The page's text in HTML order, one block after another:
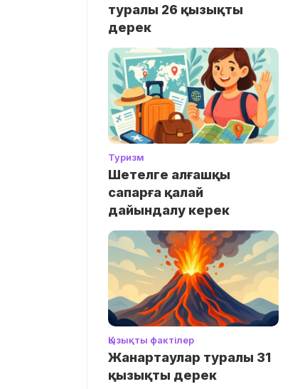
туралы 26 қызықты
дерек
Туризм
Шетелге алғашқы
сапарға қалай
дайындалу керек
Қызықты фактілер
Жанартаулар туралы 31
қызықты дерек